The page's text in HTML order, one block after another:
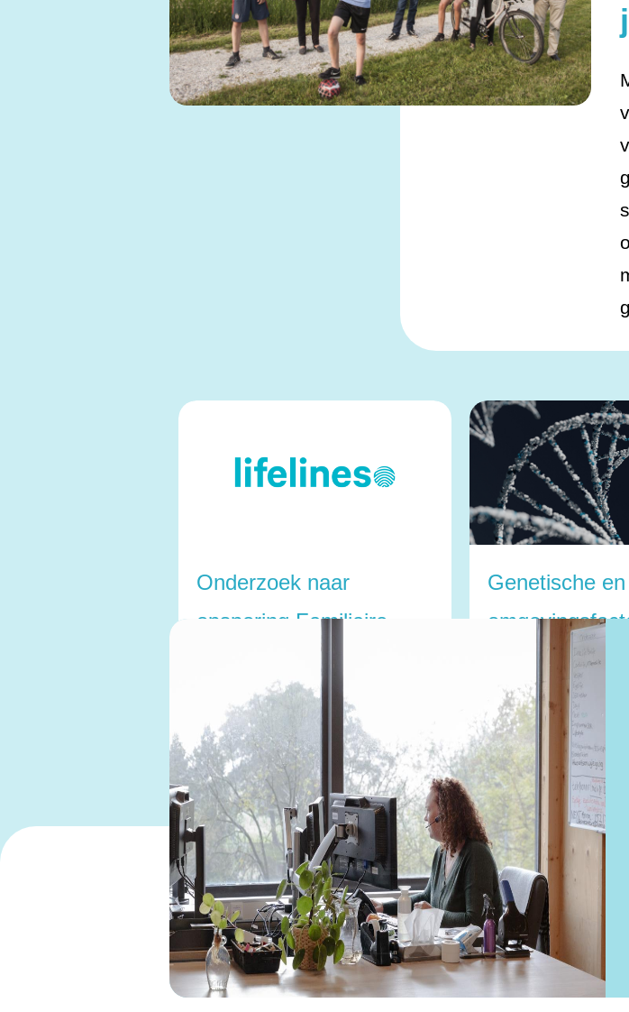
Onderzoek naar
opsporing Familiaire
Hypercholesterolemie
Genetische en
depressie